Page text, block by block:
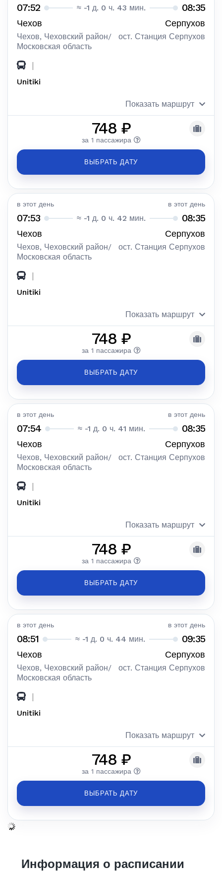
07:52 ≈ -1 д. 0 ч. 43 мин. 08:35
Чехов Серпухов
Чехов, Чеховский район/
Московская область
ост. Станция Серпухов
|
Unitiki
Показать маршрут
748 ₽
за 1 пассажира
ВЫБРАТЬ ДАТУ
в этот день в этот день
07:53 ≈ -1 д. 0 ч. 42 мин. 08:35
Чехов Серпухов
Чехов, Чеховский район/
Московская область
ост. Станция Серпухов
|
Unitiki
Показать маршрут
748 ₽
за 1 пассажира
ВЫБРАТЬ ДАТУ
в этот день в этот день
07:54 ≈ -1 д. 0 ч. 41 мин. 08:35
Чехов Серпухов
Чехов, Чеховский район/
Московская область
ост. Станция Серпухов
|
Unitiki
Показать маршрут
748 ₽
за 1 пассажира
ВЫБРАТЬ ДАТУ
в этот день в этот день
08:51 ≈ -1 д. 0 ч. 44 мин. 09:35
Чехов Серпухов
Чехов, Чеховский район/
Московская область
ост. Станция Серпухов
|
Unitiki
Показать маршрут
748 ₽
за 1 пассажира
ВЫБРАТЬ ДАТУ
Информация о расписании